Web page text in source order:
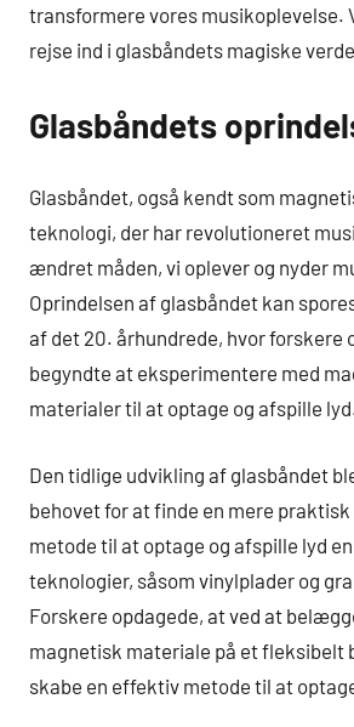
transformere vores musikoplevelse.
rejse ind i glasbåndets magiske
Glasbåndets
Glasbåndet, også kendt som
teknologi, der har revolutioneret
ændret måden, vi oplever og nyder
Oprindelsen af glasbåndet kan
af det 20. århundrede, hvor forskere
begyndte at eksperimentere med
materialer til at optage og afspille
Den tidlige udvikling af glasbåndet
behovet for at finde en mere
metode til at optage og afspille lyd
teknologier, såsom vinylplader og
Forskere opdagede, at ved at
magnetisk materiale på et fleksibelt
skabe en effektiv metode til at